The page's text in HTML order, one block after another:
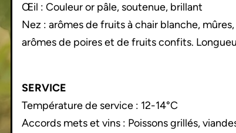
Œil : Couleur or pâle, soutenue, brillant
Nez : arômes de fruits à chair blanche,
arômes de poires et de fruits confits.
SERVICE
Température de service : 12-14°C
Accords mets et vins : Poissons grillés,